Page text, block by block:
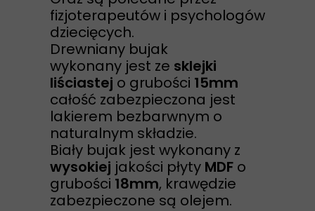
fizjoterapeutów i psychologów
dziecięcych.
Drewniany bujak
wykonany jest ze sklejki
liściastej o grubości 15mm
całość zabezpieczona jest
lakierem bezbarwnym o
naturalnym składzie.
Biały bujak jest wykonany z
wysokiej jakości płyty MDF o
grubości 18mm, krawędzie
zabezpieczone są olejem.